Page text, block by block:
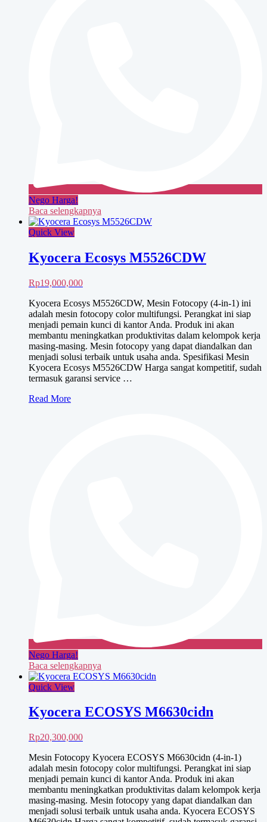
Nego Harga!
Baca selengkapnya
Quick View
Kyocera Ecosys M5526CDW
Rp19,000,000
Kyocera Ecosys M5526CDW, Mesin Fotocopy (4-in-1) ini
adalah mesin fotocopy color multifungsi. Perangkat ini siap
menjadi pemain kunci di kantor Anda. Produk ini akan
membantu meningkatkan produktivitas dalam kelompok kerja
masing-masing. Mesin fotocopy yang dapat diandalkan dan
menjadi solusi terbaik untuk usaha anda. Spesifikasi Mesin
Kyocera Ecosys M5526CDW Harga sangat kompetitif, sudah
termasuk garansi service …
Kyocera
Read More
Nego Harga!
Baca selengkapnya
Quick View
Kyocera ECOSYS M6630cidn
Rp20,300,000
Mesin Fotocopy Kyocera ECOSYS M6630cidn (4-in-1)
adalah mesin fotocopy color multifungsi. Perangkat ini siap
menjadi pemain kunci di kantor Anda. Produk ini akan
membantu meningkatkan produktivitas dalam kelompok kerja
masing-masing. Mesin fotocopy yang dapat diandalkan dan
menjadi solusi terbaik untuk usaha anda. Kyocera ECOSYS